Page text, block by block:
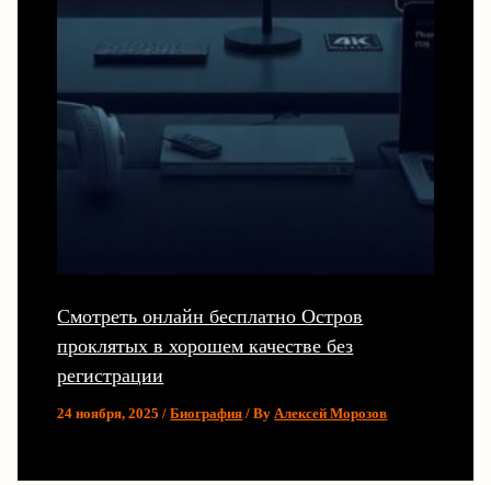
Смотреть онлайн бесплатно Остров
проклятых в хорошем качестве без
регистрации
24 ноября, 2025/Биография / ByАлексей Морозов